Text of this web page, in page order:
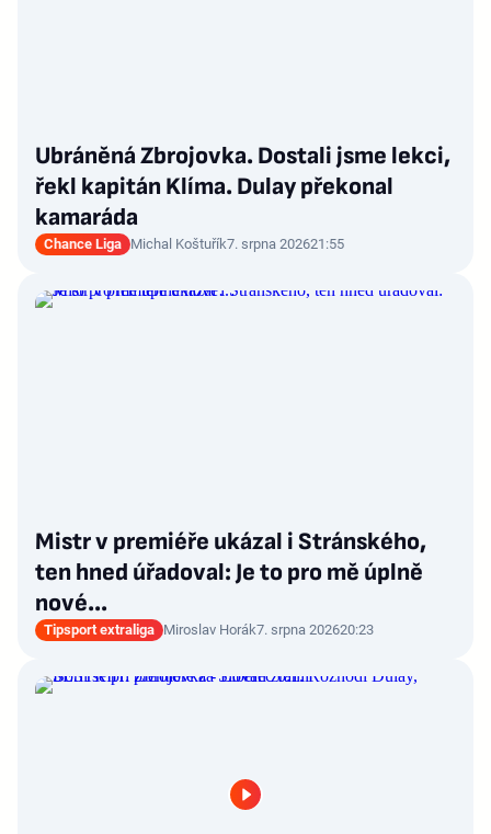
Ubráněná Zbrojovka. Dostali jsme lekci,
řekl kapitán Klíma. Dulay překonal
kamaráda
Chance Liga Michal Koštuřík7. srpna 202621:55
Mistr v premiéře ukázal i Stránského,
ten hned úřadoval: Je to pro mě úplně
nové…
Tipsport extraliga Miroslav Horák7. srpna 202620:23